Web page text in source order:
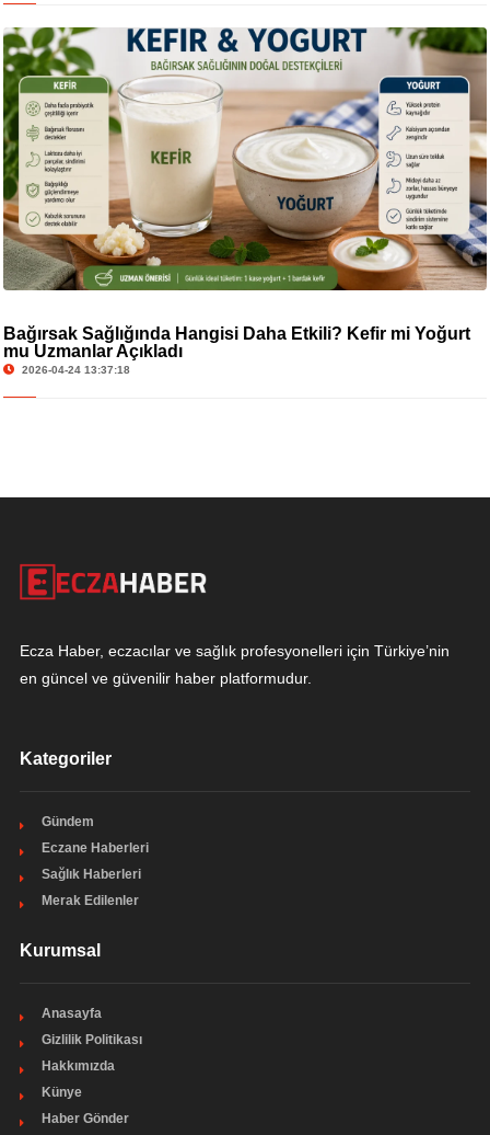
Bağırsak Sağlığında Hangisi Daha Etkili? Kefir mi Yoğurt
mu Uzmanlar Açıkladı
2026-04-24 13:37:18
Ecza Haber, eczacılar ve sağlık profesyonelleri için Türkiye’nin
en güncel ve güvenilir haber platformudur.
Kategoriler
Gündem
Eczane Haberleri
Sağlık Haberleri
Merak Edilenler
Kurumsal
Anasayfa
Gizlilik Politikası
Hakkımızda
Künye
Haber Gönder